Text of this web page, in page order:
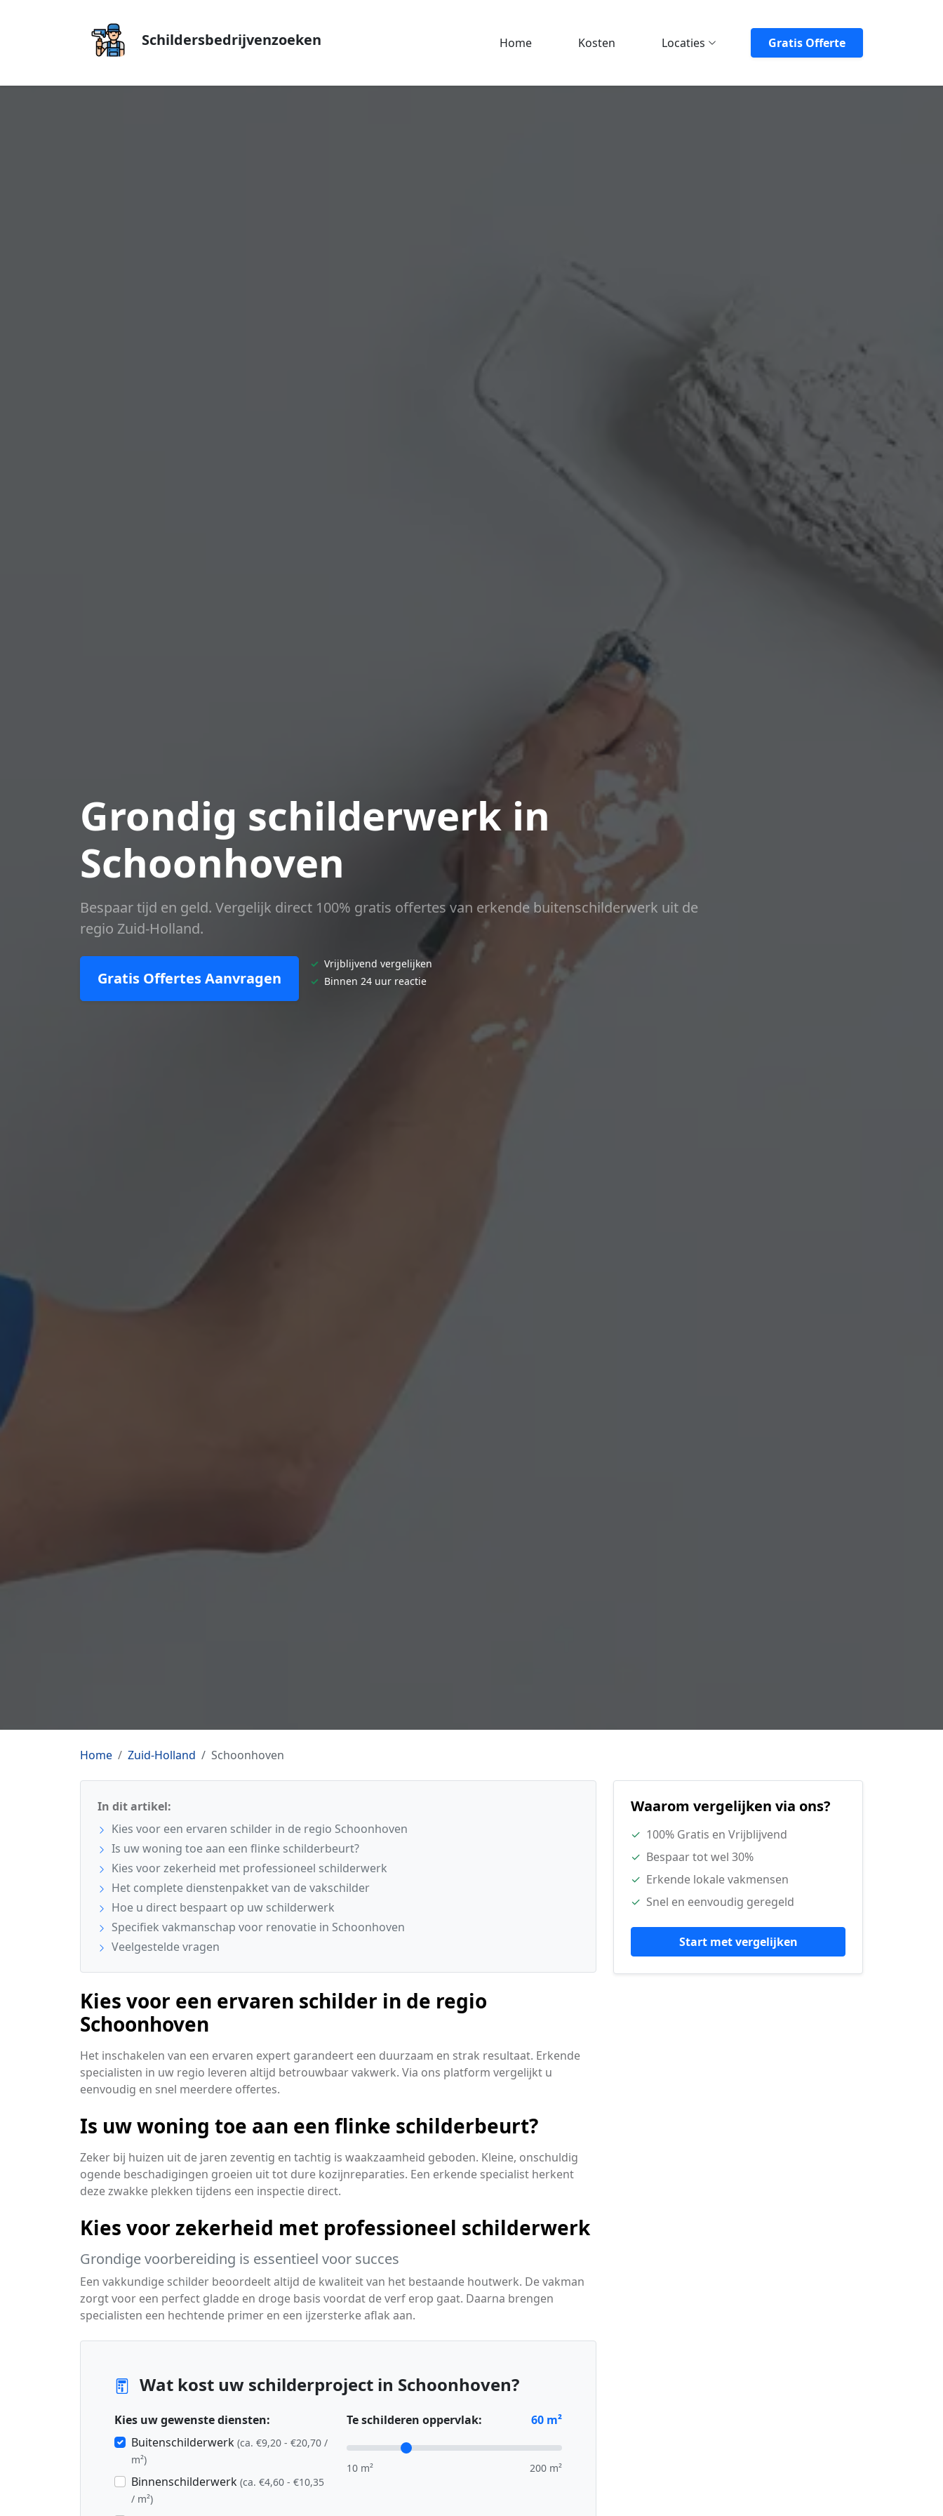
Schildersbedrijvenzoeken Home Kosten Locaties Gratis Offerte
Grondig schilderwerk in
Schoonhoven
Bespaar tijd en geld. Vergelijk direct 100% gratis offertes van erkende buitenschilderwerk uit de
regio Zuid-Holland.
Gratis Offertes Aanvragen
✓ Vrijblijvend vergelijken
✓ Binnen 24 uur reactie
Home Zuid-Holland Schoonhoven
In dit artikel:
Kies voor een ervaren schilder in de regio Schoonhoven
Is uw woning toe aan een flinke schilderbeurt?
Kies voor zekerheid met professioneel schilderwerk
Het complete dienstenpakket van de vakschilder
Hoe u direct bespaart op uw schilderwerk
Specifiek vakmanschap voor renovatie in Schoonhoven
Veelgestelde vragen
Kies voor een ervaren schilder in de regio
Schoonhoven
Het inschakelen van een ervaren expert garandeert een duurzaam en strak resultaat. Erkende
specialisten in uw regio leveren altijd betrouwbaar vakwerk. Via ons platform vergelijkt u
eenvoudig en snel meerdere offertes.
Is uw woning toe aan een flinke schilderbeurt?
Zeker bij huizen uit de jaren zeventig en tachtig is waakzaamheid geboden. Kleine, onschuldig
ogende beschadigingen groeien uit tot dure kozijnreparaties. Een erkende specialist herkent
deze zwakke plekken tijdens een inspectie direct.
Kies voor zekerheid met professioneel schilderwerk
Grondige voorbereiding is essentieel voor succes
Een vakkundige schilder beoordeelt altijd de kwaliteit van het bestaande houtwerk. De vakman
zorgt voor een perfect gladde en droge basis voordat de verf erop gaat. Daarna brengen
specialisten een hechtende primer en een ijzersterke aflak aan.
Wat kost uw schilderproject in Schoonhoven?
Kies uw gewenste diensten:
Buitenschilderwerk (ca. €9,20 - €20,70 /
m²)
Binnenschilderwerk (ca. €4,60 - €10,35
/ m²)
Te schilderen oppervlak: 60 m²
10 m² 200 m²
Waarom vergelijken via ons?
✓ 100% Gratis en Vrijblijvend
✓ Bespaar tot wel 30%
✓ Erkende lokale vakmensen
✓ Snel en eenvoudig geregeld
Start met vergelijken